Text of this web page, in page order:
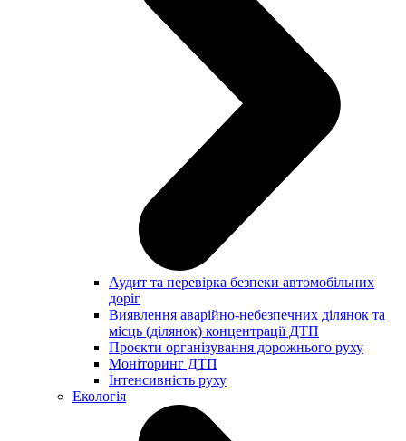
Аудит та перевірка безпеки автомобільних
доріг
Виявлення аварійно-небезпечних ділянок та
місць (ділянок) концентрації ДТП
Проєкти організування дорожнього руху
Моніторинг ДТП
Інтенсивність руху
Екологія